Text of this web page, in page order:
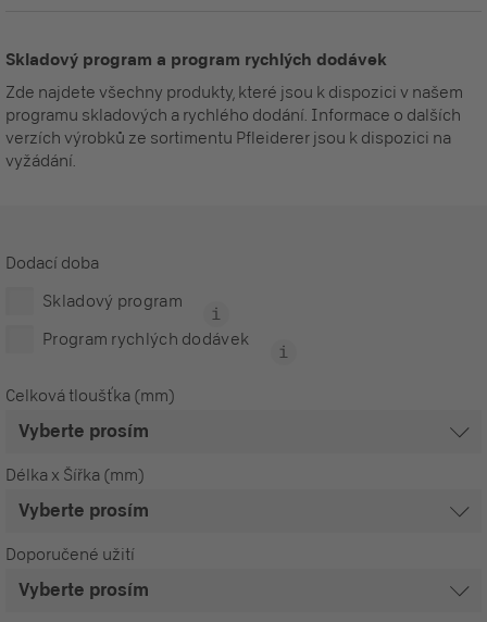
Skladový program a program rychlých dodávek
Zde najdete všechny produkty, které jsou k dispozici v našem
programu skladových a rychlého dodání. Informace o dalších
verzích výrobků ze sortimentu Pfleiderer jsou k dispozici na
vyžádání.
Dodací doba
Skladový program
Program rychlých dodávek
Celková tloušťka (mm)
Délka x Šířka (mm)
Doporučené užití